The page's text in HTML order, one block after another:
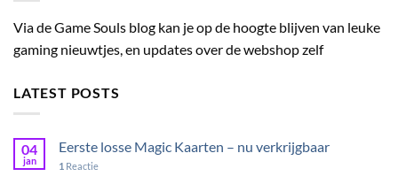
Via de Game Souls blog kan je op de hoogte blijven van leuke
gaming nieuwtjes, en updates over de webshop zelf
LATEST POSTS
04
jan
Eerste losse Magic Kaarten – nu verkrijgbaar
1 Reactie